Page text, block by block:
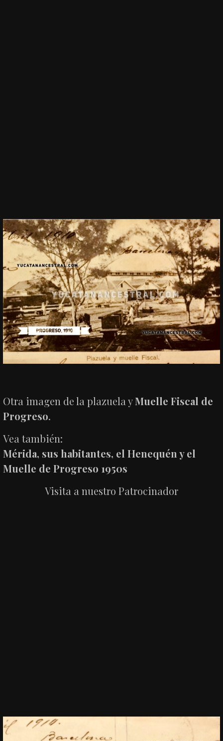
Otra imagen de la plazuela yMuelle Fiscal de
Progreso.
Vea también:
Mérida, sus habitantes, el Henequén y el
Muelle de Progreso 1950s
Visita a nuestro Patrocinador